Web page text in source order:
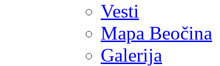
Vesti
Mapa Beočina
Galerija